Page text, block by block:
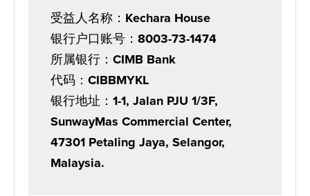
受益人名称： Kechara House
银行户口账号： 8003-73-1474
所属银行： CIMB Bank
代码： CIBBMYKL
银行地址： 1-1, Jalan PJU 1/3F,
SunwayMas Commercial Center,
47301 Petaling Jaya, Selangor,
Malaysia.